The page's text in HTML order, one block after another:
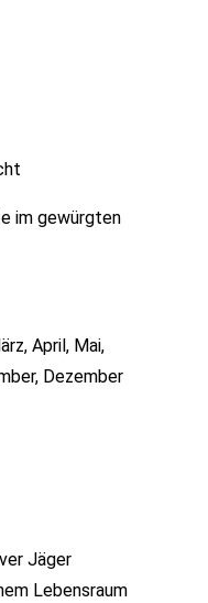
im gewürgten
April, Mai,
Dezember
Jäger
Lebensraum